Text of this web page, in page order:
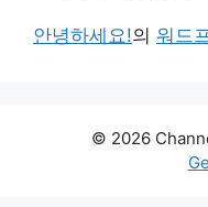
안녕하세요!의 워드
© 2026